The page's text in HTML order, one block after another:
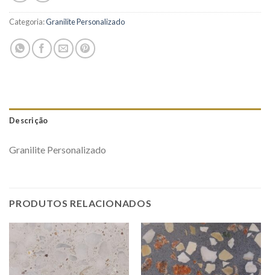
Categoria:Granilite Personalizado
Descrição
Granilite Personalizado
PRODUTOS RELACIONADOS